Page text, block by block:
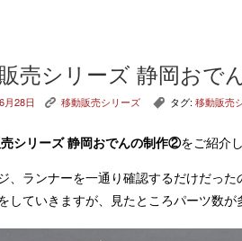
売シリーズ 静岡お
月28日 K 移動販売シリーズ , タグ: 移動販売
シリーズ 静岡おでんの制作②をご紹介
、ランナーを一通り確認するだけだっ
していきますが、見たところパーツ数が